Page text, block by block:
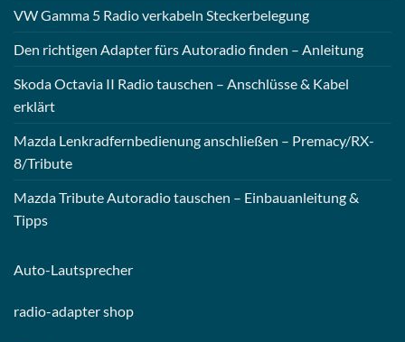
VW Gamma 5 Radio verkabeln Steckerbelegung
Den richtigen Adapter fürs Autoradio finden – Anleitung
Skoda Octavia II Radio tauschen – Anschlüsse & Kabel
erklärt
Mazda Lenkradfernbedienung anschließen – Premacy/RX-
8/Tribute
Mazda Tribute Autoradio tauschen – Einbauanleitung &
Tipps
Auto-Lautsprecher
radio-adapter shop